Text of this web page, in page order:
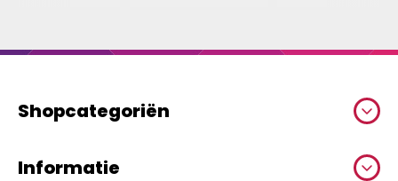
Shopcategoriën
Informatie